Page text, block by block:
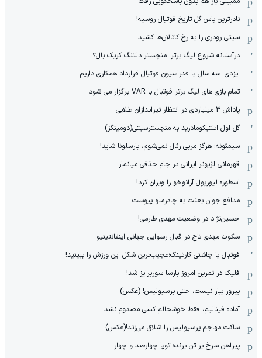
نادر‌ترین پاس گل تاریخ فوتبال روسیه!
سیتی رودری را به رخ کاتالان‌ها کشید
درآستانه شروع لیگ برتر؛ منچستر دلتنگ کریک بال؟
ایزدی: سه سال با فدراسیون فوتبال قرارداد همکاری داریم
تمام بازی های لیگ برتر فوتبال با VAR برگزار می شود
پاداش 3 میلیاردی در انتظار تیراندازان طلایی
گل اول اتلتیکومادرید به منچسترسیتی(دومینگز)
سیمئونه: هرگز مربی رئال نمی‌شوم، بارسلونا شاید!
قهرمانی لژیونر ایرانی در جام حذفی میانمار
اسطوره لیورپول آرائوخو را ویران کرد!
مدافع جوان بعثت به چادرملو پیوست
حسین‌نژاد در وضعیت مهدی طارمی!
سکوت مهدی تاج در قبال رسوایی جهانی اینفانتینیو
فوتبال با چاشنی کارتینگ؛عجیب‌ترین شکل این ورزش را ببینید!
فلیک در تمرین امروز بارسا سورپرایز شد!
پیروز بباز نیست، حتی پرسپولیس! (عکس)
آماده فینالیم، فقط خوشحالم کسی مصدوم نشد
ساکت مهاجم پرسپولیس را شلاق می‌زند!(عکس)
پیراهن سرخ بر تن برنده توپا چهارصد و چهار